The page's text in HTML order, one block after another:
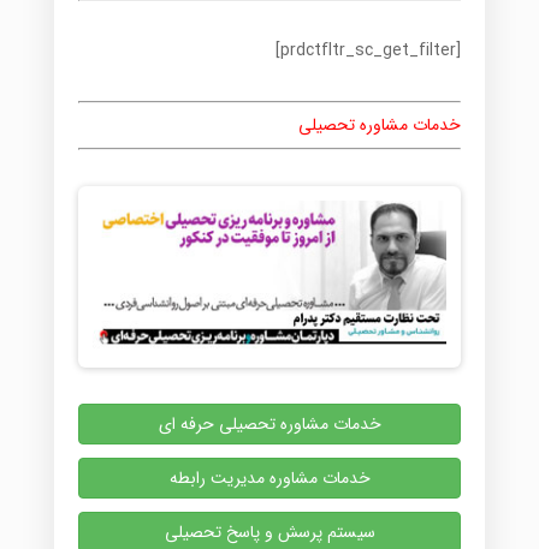
[prdctfltr_sc_get_filter]
خدمات مشاوره تحصیلی
خدمات مشاوره تحصیلی حرفه ای
خدمات مشاوره مدیریت رابطه
سیستم پرسش و پاسخ تحصیلی